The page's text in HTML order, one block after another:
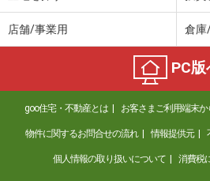
店舗/事業用 倉庫
PC版
goo住宅・不動産とは お客さまご利用端末
物件に関するお問合せの流れ 情報提供元
個人情報の取り扱いについて 消費税